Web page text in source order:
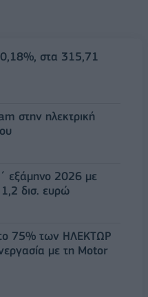
0,18%, στα 315,71
στην ηλεκτρική
εξάμηνο 2026 με
δισ. ευρώ
το 75% των ΗΛΕΚΤΩΡ
με τη Motor